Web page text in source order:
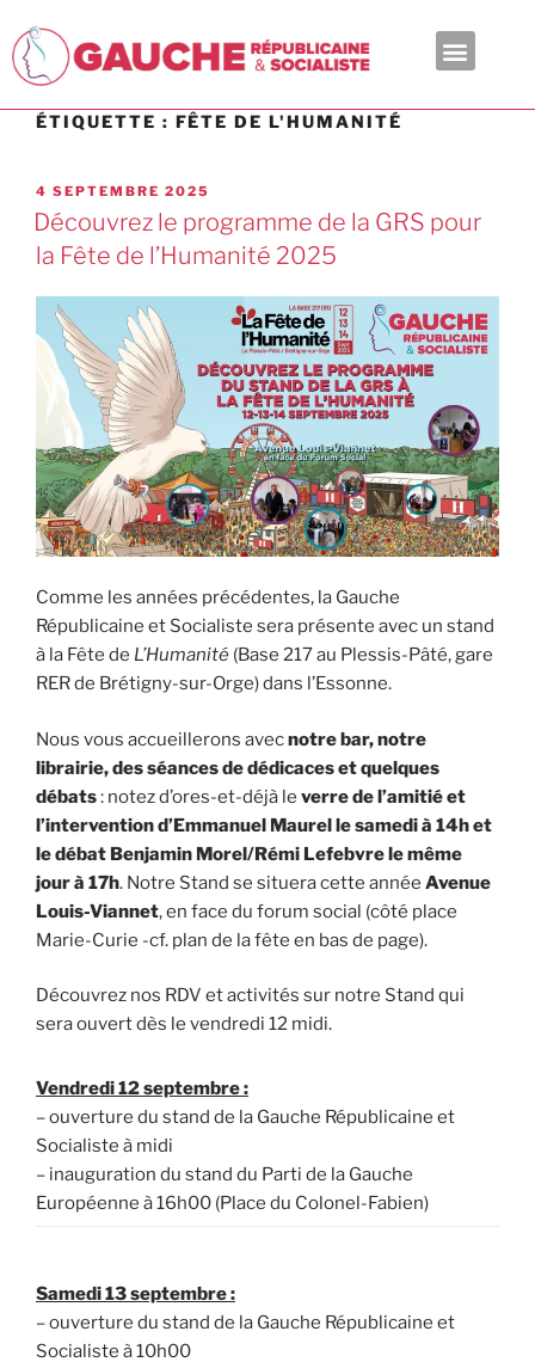
ÉTIQUETTE : FÊTE DE L'HUMANITÉ
4 SEPTEMBRE 2025
Découvrez le programme de la GRS pour
la Fête de l’Humanité 2025
Comme les années précédentes, la Gauche
Républicaine et Socialiste sera présente avec un stand
à la Fête de L’Humanité (Base 217 au Plessis-Pâté, gare
RER de Brétigny-sur-Orge) dans l’Essonne.
Nous vous accueillerons avecnotre bar, notre
librairie, des séances de dédicaces et quelques
débats: notez d’ores-et-déjà le verre de l’amitié et
l’intervention d’Emmanuel Maurel le samedi à 14h et
le débat Benjamin Morel/Rémi Lefebvre le même
jour à 17h. Notre Stand se situera cette année Avenue
Louis-Viannet, en face du forum social (côté place
Marie-Curie -cf. plan de la fête en bas de page).
Découvrez nos RDV et activités sur notre Stand qui
sera ouvert dès le vendredi 12 midi.
Vendredi 12 septembre :
– ouverture du stand de la Gauche Républicaine et
Socialiste à midi
– inauguration du stand du Parti de la Gauche
Européenne à 16h00 (Place du Colonel-Fabien)
Samedi 13 septembre :
– ouverture du stand de la Gauche Républicaine et
Socialiste à 10h00